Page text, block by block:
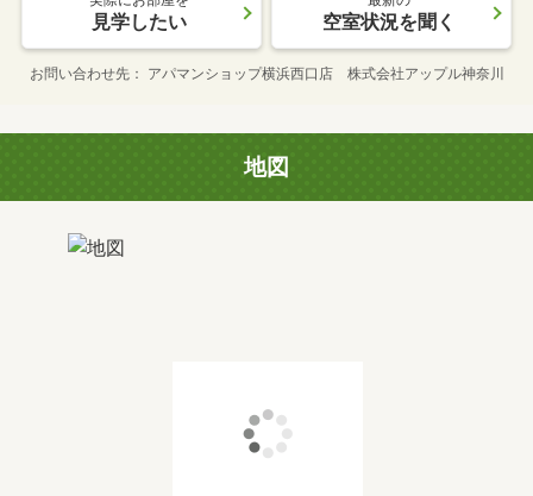
見学したい 空室状況を聞く
お問い合わせ先 アパマンショップ横浜西口店 株式会社アップル神奈川
地図